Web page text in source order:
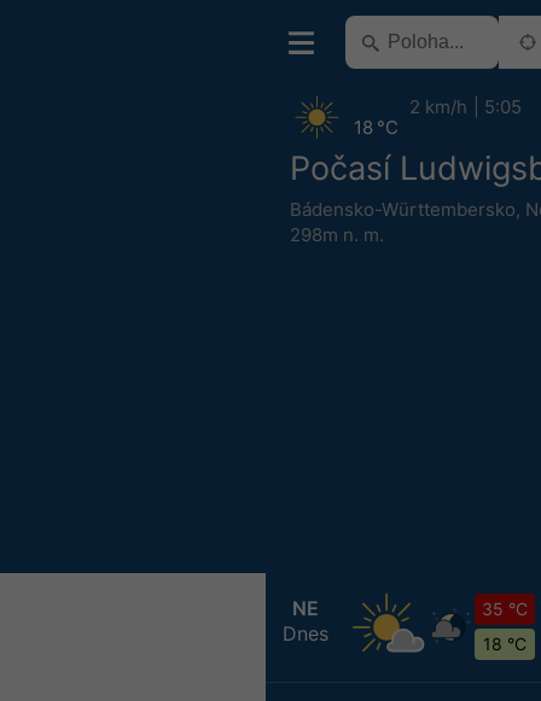
Počasí
Bádensko-Württembersko,
298m n. m.
18 °C
2 km/h 5:05
NE
Dnes
35 °C
18 °C